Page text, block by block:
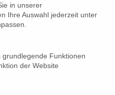
hat bereits Maßnahmen
oder plant es zumindest.
dabei bevorzugt wird, zeigt
zu wenig für ihre
muss vor allem auch über
sprechen. So
(DSGV), dass nur 21
in unserer
Ihre Auswahl jederzeit unter
Funktionen
der Website